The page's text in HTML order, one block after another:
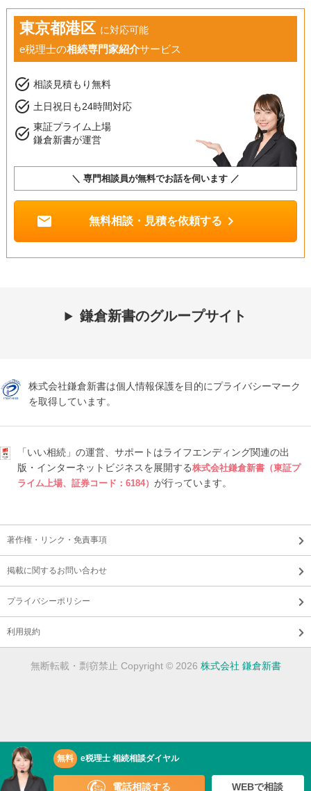
東京都港区 に対応可能
e税理士の相続専門家紹介サービス
task_alt 相談見積もり無料
task_alt 土日祝日も24時間対応
task_alt 東証プライム上場
鎌倉新書が運営
＼ 専門相談員が無料でお話を伺います ／
mail 無料相談・見積を依頼する chevron_right
鎌倉新書のグループサイト
株式会社鎌倉新書は個人情報保護を目的にプライバシーマーク
を取得しています。
「いい相続」の運営、サポートはライフエンディング関連の出
版・インターネットビジネスを展開する株式会社鎌倉新書（東証プ
ライム上場、証券コード：6184） が行っています。
著作権・リンク・免責事項
掲載に関するお問い合わせ
プライバシーポリシー
利用規約
無断転載・剽窃禁止 Copyright © 2026 株式会社 鎌倉新書
無料 e税理士 相続相談ダイヤル
電話相談する WEBで相談